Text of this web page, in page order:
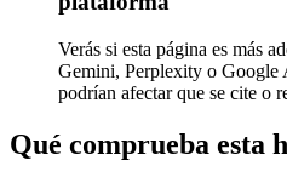
Verás si esta página es más
Gemini, Perplexity o Google
podrían afectar que se cite o
Qué comprueba esta